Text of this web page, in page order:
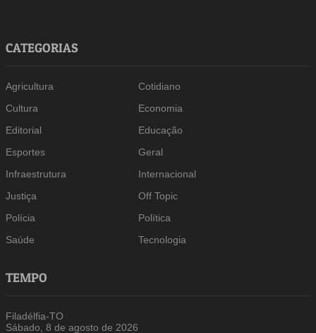
CATEGORIAS
Agricultura
Cotidiano
Cultura
Economia
Editorial
Educação
Esportes
Geral
Infraestrutura
Internacional
Justiça
Off Topic
Polícia
Política
Saúde
Tecnologia
TEMPO
Filadélfia-TO
Sábado, 8 de agosto de 2026